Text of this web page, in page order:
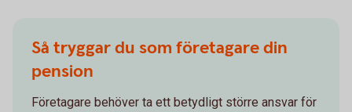
Så tryggar du som företagare din
pension
Företagare behöver ta ett betydligt större ansvar för